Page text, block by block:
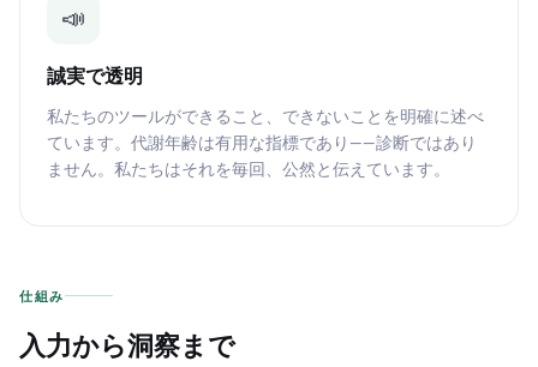
📣
誠実で透明
私たちのツールができること、できないことを明確に述べ
ています。代謝年齢は有用な指標であり——診断ではあり
ません。私たちはそれを毎回、公然と伝えています。
仕組み
入力から洞察まで